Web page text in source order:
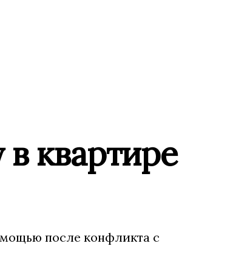
в квартире
после конфликта с